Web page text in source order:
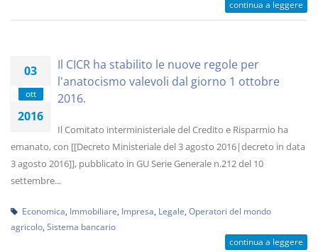
continua a leggere
03
ott
2016
Il CICR ha stabilito le nuove regole per
l'anatocismo valevoli dal giorno 1 ottobre
2016.
Il Comitato interministeriale del Credito e Risparmio ha
emanato, con [[Decreto Ministeriale del 3 agosto 2016|decreto in data
3 agosto 2016]], pubblicato in GU Serie Generale n.212 del 10
settembre...
Economica Immobiliare Impresa Legale Operatori del mondo
agricolo Sistema bancario
continua a leggere